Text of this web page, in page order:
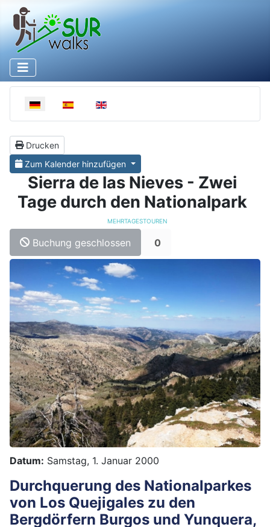
Select your language
Drucken
Zum Kalender hinzufügen
Sierra de las Nieves - Zwei
Tage durch den Nationalpark
MEHRTAGESTOUREN
Buchung geschlossen 0
Datum: Samstag, 1. Januar 2000
Durchquerung des Nationalparkes
von Los Quejigales zu den
Bergdörfern Burgos und Yunquera,